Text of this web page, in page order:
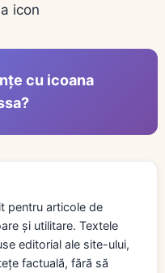
icon
cu icoana
pentru articole de
și utilitare. Textele
editorial ale site-ului,
factuală, fără să